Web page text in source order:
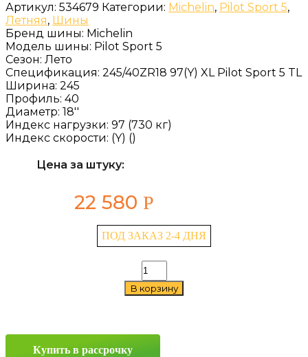
Артикул: 534679 Категории: Michelin, Pilot Sport 5,
Летняя, Шины
Бренд шины: Michelin
Модель шины: Pilot Sport 5
Сезон: Лето
Спецификация: 245/40ZR18 97(Y) XL Pilot Sport 5 TL
Ширина: 245
Профиль: 40
Диаметр: 18''
Индекс нагрузки: 97 (730 кг)
Индекс скорости: (Y) ()
Цена за штуку:
22 580 Р
ПОД ЗАКАЗ 2-4 ДНЯ
Количество
товара
Michelin
245/40
В корзину
Купить в рассрочку